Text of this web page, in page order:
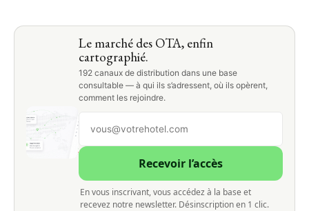
Le marché des OTA, enfin
cartographié.
192 canaux de distribution dans une base
consultable — à qui ils s’adressent, où ils opèrent,
comment les rejoindre.
Recevoir l’accès
En vous inscrivant, vous accédez à la base et
recevez notre newsletter. Désinscription en 1 clic.